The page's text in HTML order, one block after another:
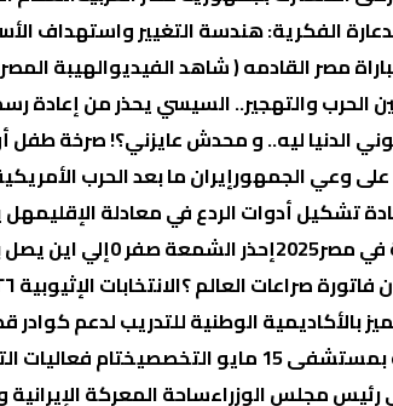
الفكرية: هندسة التغيير واستهداف
مصر القادمه ( شاهد الفيديوالهيبة
الحرب والتهجير.. السيسي يحذر من إعادة
الدنيا ليه.. و محدش عايزني؟! صرخة
وعي الجمهورإيران ما بعد الحرب
تشكيل أدوات الردع في معادلة الإقليمهل
مصر2025 إحذر الشمعة صفر 0 إلي اين يصل
صراعات العالم ؟
بالأكاديمية الوطنية للتدريب لدعم كوادر
مايو التخصصي
ختام فعاليات
رئيس مجلس الوزراءساحة المعركة الإيرانية